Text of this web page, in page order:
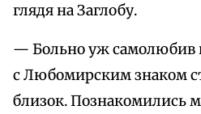
глядя на Заглобу.
— Больно уж самолюбив
с Любомирским знаком
близок. Познакомились